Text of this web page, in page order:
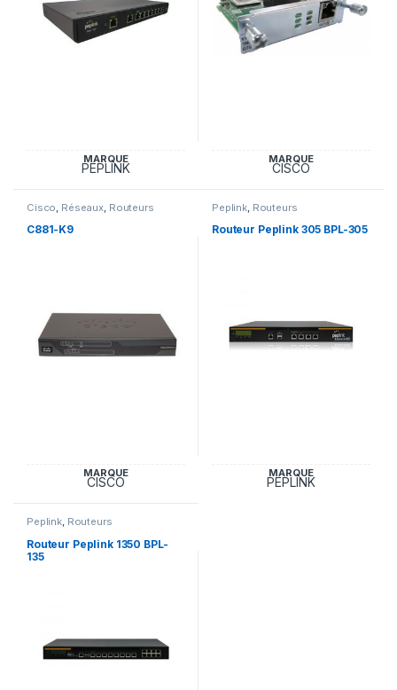
MARQUE
PEPLINK
MARQUE
CISCO
Cisco Réseaux Routeurs
C881-K9
MARQUE
CISCO
Peplink Routeurs
Routeur Peplink 305 BPL-305
MARQUE
PEPLINK
Peplink, Routeurs
Routeur Peplink 1350 BPL-
135